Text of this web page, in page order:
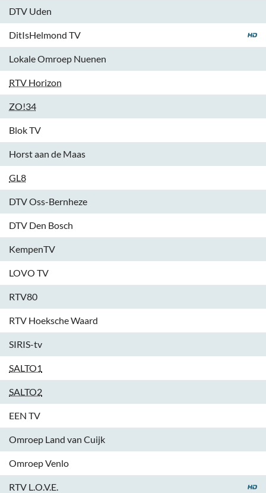
DTV Uden
DitIsHelmond TV
Lokale Omroep Nuenen
RTV Horizon
ZO!34
Blok TV
Horst aan de Maas
GL8
DTV Oss-Bernheze
DTV Den Bosch
KempenTV
LOVO TV
RTV80
RTV Hoeksche Waard
SIRIS-tv
SALTO1
SALTO2
EEN TV
Omroep Land van Cuijk
Omroep Venlo
RTV L.O.V.E.